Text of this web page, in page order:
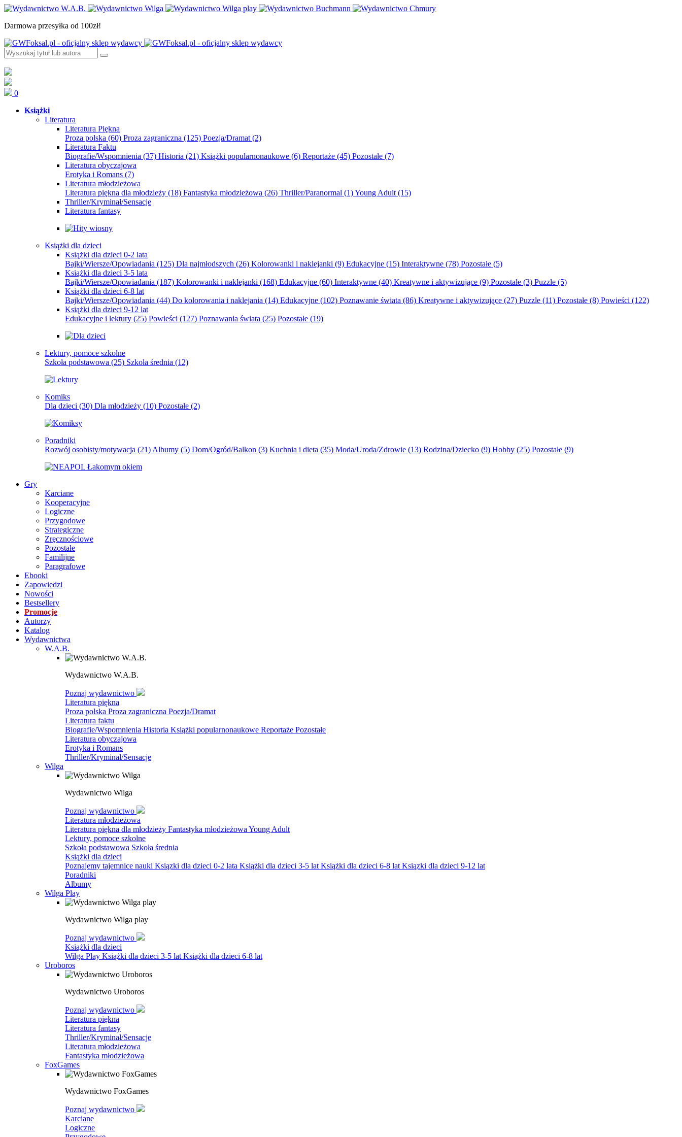
Darmowa przesyłka od 100zł!
0
Książki
Literatura
Literatura Piękna
Proza polska (60) Proza zagraniczna (125) Poezja/Dramat (2)
Literatura Faktu
Biografie/Wspomnienia (37) Historia (21) Książki popularnonaukowe (6) Reportaże (45) Pozostałe (7)
Literatura obyczajowa
Erotyka i Romans (7)
Literatura młodzieżowa
Literatura piękna dla młodzieży (18) Fantastyka młodzieżowa (26) Thriller/Paranormal (1)Young Adult (15)
Thriller/Kryminał/Sensacje
Literatura fantasy
Książki dla dzieci
Książki dla dzieci 0-2 lata
Bajki/Wiersze/Opowiadania (125) Dla najmłodszych (26) Kolorowanki i naklejanki (9) Edukacyjne (15) Interaktywne (78) Pozostałe (5)
Książki dla dzieci 3-5 lata
Bajki/Wiersze/Opowiadania (187) Kolorowanki i naklejanki (168) Edukacyjne (60) Interaktywne (40) Kreatywne i aktywizujące (9) Pozostałe (3) Puzzle (5)
Książki dla dzieci 6-8 lat
Bajki/Wiersze/Opowiadania (44) Do kolorowania i naklejania (14) Edukacyjne (102) Poznawanie świata (86) Kreatywne i aktywizujące (27) Puzzle (11) Pozostałe (8) Powieści (122)
Książki dla dzieci 9-12 lat
Edukacyjne i lektury (25) Powieści (127) Poznawania świata (25) Pozostałe (19)
Lektury, pomoce szkolne
Szkoła podstawowa (25) Szkoła średnia (12)
Komiks
Dla dzieci (30) Dla młodzieży (10) Pozostałe (2)
Poradniki
Rozwój osobisty/motywacja (21) Albumy (5) Dom/Ogród/Balkon (3) Kuchnia i dieta (35) Moda/Uroda/Zdrowie (13) Rodzina/Dziecko (9) Hobby (25) Pozostałe (9)
Gry
Karciane
Kooperacyjne
Logiczne
Przygodowe
Strategiczne
Zręcznościowe
Pozostałe
Familijne
Paragrafowe
Ebooki
Zapowiedzi
Nowości
Bestsellery
Promocje
Autorzy
Katalog
Wydawnictwa
W.A.B.
Wydawnictwo W.A.B.
Poznaj wydawnictwo
Literatura piękna
Proza polska Proza zagraniczna Poezja/Dramat
Literatura faktu
Biografie/Wspomnienia Historia Książki popularnonaukowe Reportaże Pozostałe
Literatura obyczajowa
Erotyka i Romans
Thriller/Kryminał/Sensacje
Wilga
Wydawnictwo Wilga
Poznaj wydawnictwo
Literatura młodzieżowa
Literatura piękna dla młodzieży Fantastyka młodzieżowa Young Adult
Lektury, pomoce szkolne
Szkoła podstawowa Szkoła średnia
Książki dla dzieci
Poznajemy tajemnice nauki Ksiązki dla dzieci 0-2 lata Książki dla dzieci 3-5 lat Książki dla dzieci 6-8 lat Ksiązki dla dzieci 9-12 lat
Poradniki
Albumy
Wilga Play
Wydawnictwo Wilga play
Poznaj wydawnictwo
Książki dla dzieci
Wilga Play Książki dla dzieci 3-5 lat Książki dla dzieci 6-8 lat
Uroboros
Wydawnictwo Uroboros
Poznaj wydawnictwo
Literatura piękna
Literatura fantasy
Thriller/Kryminał/Sensacje
Literatura młodzieżowa
Fantastyka młodzieżowa
FoxGames
Wydawnictwo FoxGames
Poznaj wydawnictwo
Karciane
Logiczne